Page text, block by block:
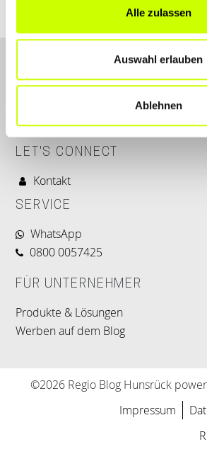
Alle zulassen
Auswahl erlauben
Ablehnen
LET'S CONNECT
Kontakt
SERVICE
WhatsApp
0800 0057425
FÜR UNTERNEHMER
Produkte & Lösungen
Werben auf dem Blog
©2026 Regio Blog Hunsrück
Impressum